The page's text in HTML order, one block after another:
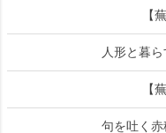
【
人形と暮
【
句を吐く